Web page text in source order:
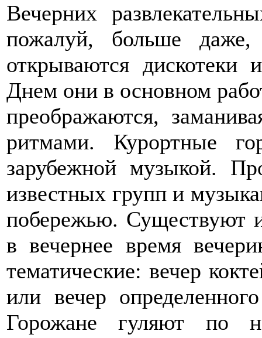
Вечерних
пожалуй, больше
открываются
Днем они в основном
преображаются,
ритмами. Курортные
зарубежной музыкой.
известных групп и
побережью. Существуют
в вечернее время
тематические: вечер
или вечер
Горожане гуляют по